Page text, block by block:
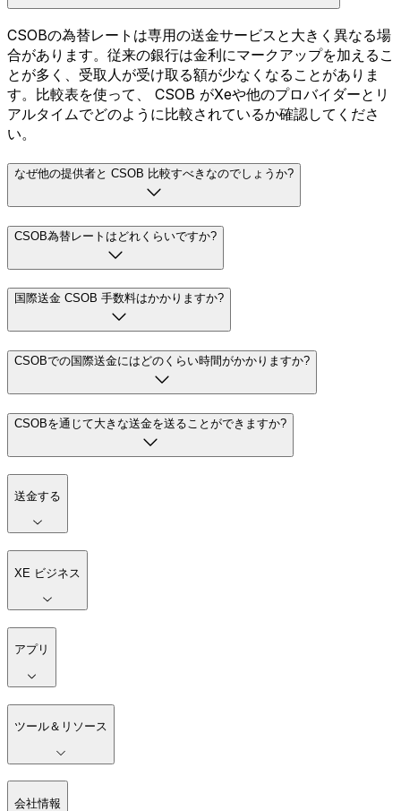
CSOBの為替レートは専用の送金サービスと大きく異なる場
合があります。従来の銀行は金利にマークアップを加えるこ
とが多く、受取人が受け取る額が少なくなることがありま
す。比較表を使って、 CSOB がXeや他のプロバイダーとリ
アルタイムでどのように比較されているか確認してくださ
い。
なぜ他の提供者と CSOB 比較すべきなのでしょうか?
CSOB為替レートはどれくらいですか?
国際送金 CSOB 手数料はかかりますか?
CSOBでの国際送金にはどのくらい時間がかかりますか?
CSOBを通じて大きな送金を送ることができますか?
送金する
XE ビジネス
アプリ
ツール＆リソース
会社情報